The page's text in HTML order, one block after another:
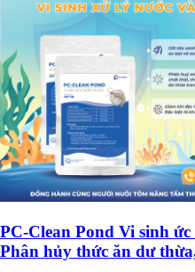
PC-Clean Pond Vi sinh
Phân hủy thức ăn dư